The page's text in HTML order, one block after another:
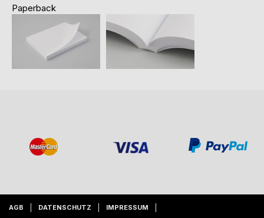
Paperback
AGB DATENSCHUTZ IMPRESSUM